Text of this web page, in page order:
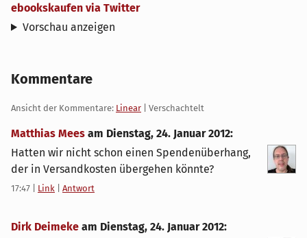
ebookskaufen via Twitter
Vorschau anzeigen
Kommentare
Ansicht der Kommentare: Linear | Verschachtelt
Matthias Mees am Dienstag, 24. Januar 2012:
Hatten wir nicht schon einen Spendenüberhang,
der in Versandkosten übergehen könnte?
17:47 Link Antwort
Dirk Deimeke am Dienstag, 24. Januar 2012: